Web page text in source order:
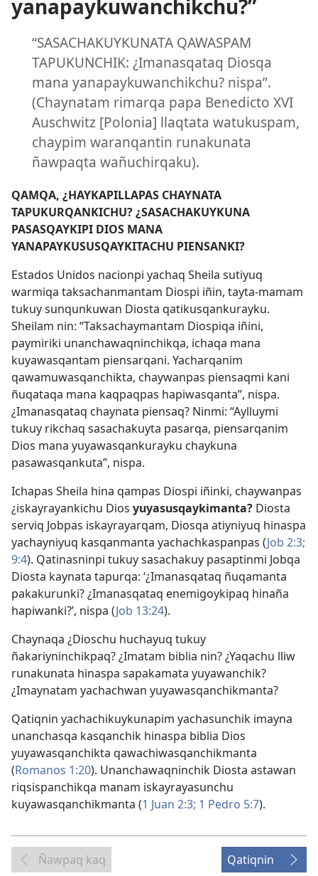
yanapaykuwanchikchu?”
“SASACHAKUYKUNATA QAWASPAM
TAPUKUNCHIK: ¿Imanasqataq Diosqa
mana yanapaykuwanchikchu? nispa”.
(Chaynatam rimarqa papa Benedicto XVI
Auschwitz [Polonia] llaqtata watukuspam,
chaypim waranqantin runakunata
ñawpaqta wañuchirqaku).
QAMQA, ¿HAYKAPILLAPAS CHAYNATA
TAPUKURQANKICHU? ¿SASACHAKUYKUNA
PASASQAYKIPI DIOS MANA
YANAPAYKUSUSQAYKITACHU PIENSANKI?
Estados Unidos nacionpi yachaq Sheila sutiyuq
warmiqa taksachanmantam Diospi iñin, tayta-mamam
tukuy sunqunkuwan Diosta qatikusqankurayku.
Sheilam nin: “Taksachaymantam Diospiqa iñini,
paymiriki unanchawaqninchikqa, ichaqa mana
kuyawasqantam piensarqani. Yacharqanim
qawamuwasqanchikta, chaywanpas piensaqmi kani
ñuqataqa mana kaqpaqpas hapiwasqanta”, nispa.
¿Imanasqataq chaynata piensaq? Ninmi: “Aylluymi
tukuy rikchaq sasachakuyta pasarqa, piensarqanim
Dios mana yuyawasqankurayku chaykuna
pasawasqankuta”, nispa.
Ichapas Sheila hina qampas Diospi iñinki, chaywanpas
¿iskayrayankichu Dios yuyasusqaykimanta? Diosta
serviq Jobpas iskayrayarqam, Diosqa atiyniyuq hinaspa
yachayniyuq kasqanmanta yachachkaspanpas (Job 2:3;
9:4). Qatinasninpi tukuy sasachakuy pasaptinmi Jobqa
Diosta kaynata tapurqa: ‘¿Imanasqataq ñuqamanta
pakakurunki? ¿Imanasqataq enemigoykipaq hinaña
hapiwanki?’, nispa (Job 13:24).
Chaynaqa ¿Dioschu huchayuq tukuy
ñakariyninchikpaq? ¿Imatam biblia nin? ¿Yaqachu lliw
runakunata hinaspa sapakamata yuyawanchik?
¿Imaynatam yachachwan yuyawasqanchikmanta?
Qatiqnin yachachikuykunapim yachasunchik imayna
unanchasqa kasqanchik hinaspa biblia Dios
yuyawasqanchikta qawachiwasqanchikmanta
(Romanos 1:20). Unanchawaqninchik Diosta astawan
riqsispanchikqa manam iskayrayasunchu
kuyawasqanchikmanta (1 Juan 2:3; 1 Pedro 5:7).
Ñawpaq kaq Qatiqnin